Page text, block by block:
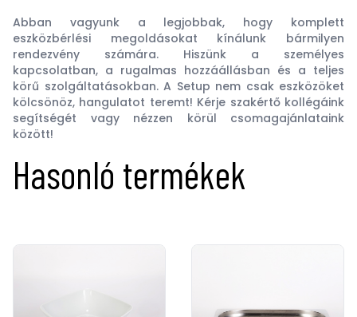
Abban vagyunk a legjobbak, hogy komplett
eszközbérlési megoldásokat kínálunk bármilyen
rendezvény számára. Hiszünk a személyes
kapcsolatban, a rugalmas hozzáállásban és a teljes
körű szolgáltatásokban. A Setup nem csak eszközöket
kölcsönöz, hangulatot teremt! Kérje szakértő kollégáink
segítségét vagy nézzen körül csomagajánlataink
között!
Hasonló termékek